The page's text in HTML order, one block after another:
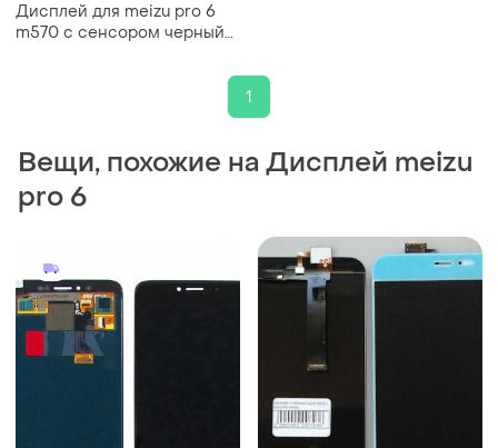
Дисплей для meizu pro 6
m570 с сенсором черный
1
Вещи, похожие на Дисплей meizu
pro 6